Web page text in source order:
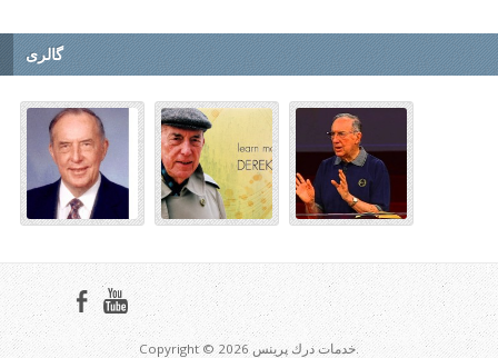
گالری
Copyright © 2026 خدمات درك پرينس.